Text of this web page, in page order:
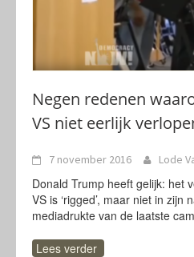
Negen redenen
VS niet eerlijk
7 november 2016 Lode
Donald Trump heeft gelijk: het
VS is ‘rigged’, maar niet in zijn
mediadrukte van de laatste
Lees verder